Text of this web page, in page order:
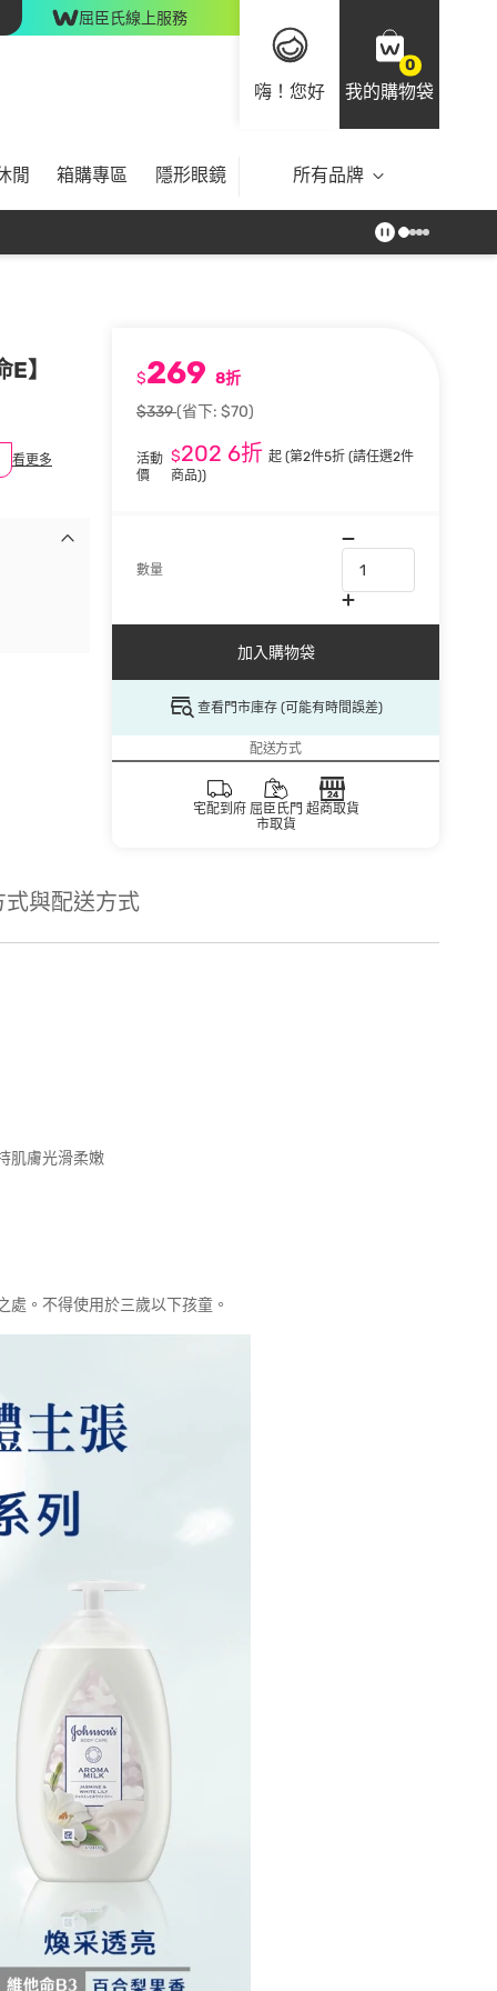
屈臣氏線上服務
嗨！您好
0
我的購物袋
閒 箱購專區 隱形眼鏡 所有品牌
】
看更多
$269 8折
$339(省下: $70)
活動
價
$202 6折起(第2件5折 (請任選2件
商品))
數量
加入購物袋
查看門市庫存 (可能有時間誤差)
配送方式
宅配到府 屈臣氏門
市取貨
超商取貨
式與配送方式
肌膚光滑柔嫩
。不得使用於三歲以下孩童。